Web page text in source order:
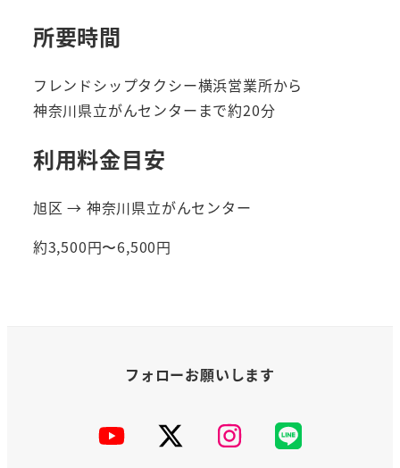
所要時間
フレンドシップタクシー横浜営業所から
神奈川県立がんセンターまで約20分
利用料金目安
旭区 → 神奈川県立がんセンター
約3,500円〜6,500円
YouTubeX Instagram
公
式